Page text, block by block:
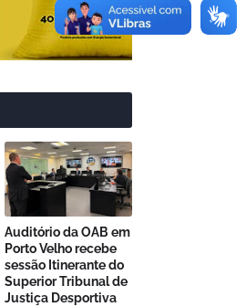
Auditório da OAB em
Porto Velho recebe
sessão Itinerante do
Superior Tribunal de
Justiça Desportiva